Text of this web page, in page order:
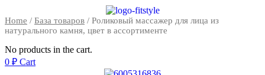
Home / База товаров / Роликовый массажер для лица из
натурального камня, цвет в ассортименте
No products in the cart.
0 ₽ Cart